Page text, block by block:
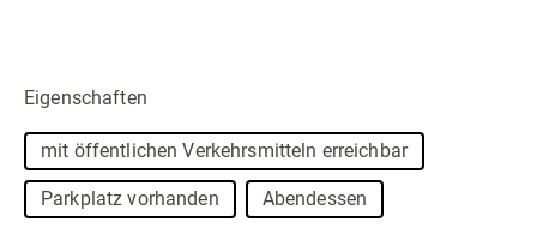
Eigenschaften
mit öffentlichen Verkehrsmitteln erreichbar
Parkplatz vorhanden Abendessen